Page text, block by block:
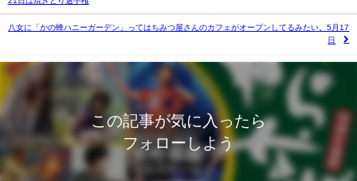
八女に「かの蜂ハニーガーデン」ってはちみつ屋さんのカフェがオープンしてるみたい。5月17
日
この記事が気に入ったら
フォローしよう